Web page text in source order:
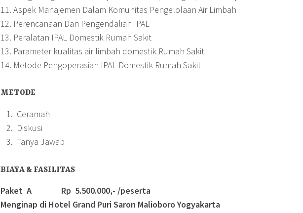
11. Aspek Manajemen Dalam Komunitas Pengelolaan Air Limbah
12. Perencanaan Dan Pengendalian IPAL
13. Peralatan IPAL Domestik Rumah Sakit
13. Parameter kualitas air limbah domestik Rumah Sakit
14. Metode Pengoperasian IPAL Domestik Rumah Sakit
METODE
Ceramah
Diskusi
Tanya Jawab
BIAYA & FASILITAS
Paket A Rp 5.500.000,- /peserta
Menginap di Hotel Grand Puri Saron Malioboro Yogyakarta